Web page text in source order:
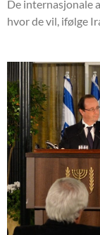
De internasjonale
hvor de vil, ifølge